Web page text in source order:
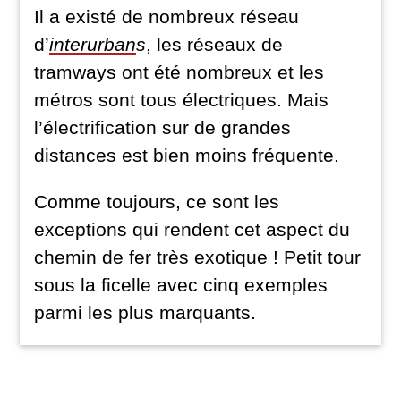
Il a existé de nombreux réseau
d’interurbans, les réseaux de
tramways ont été nombreux et les
métros sont tous électriques. Mais
l’électrification sur de grandes
distances est bien moins fréquente.
Comme toujours, ce sont les
exceptions qui rendent cet aspect du
chemin de fer très exotique ! Petit tour
sous la ficelle avec cinq exemples
parmi les plus marquants.